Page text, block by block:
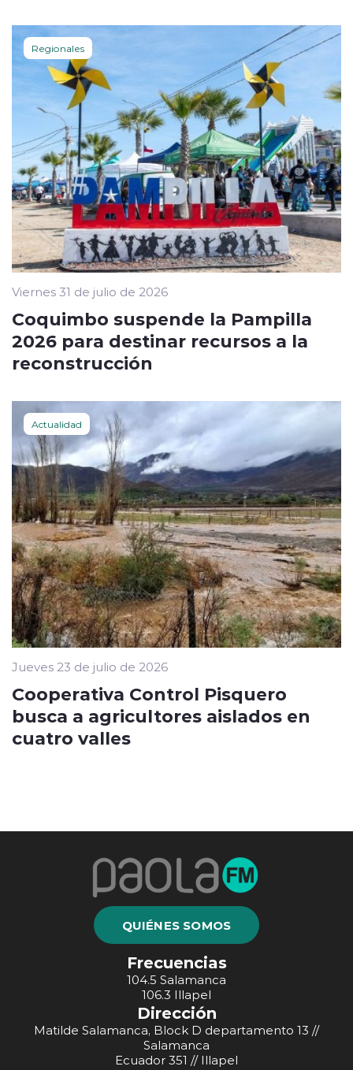
Regionales
Viernes 31 de julio de 2026
Coquimbo suspende la Pampilla
2026 para destinar recursos a la
reconstrucción
Actualidad
Jueves 23 de julio de 2026
Cooperativa Control Pisquero
busca a agricultores aislados en
cuatro valles
QUIÉNES SOMOS
Frecuencias
104.5 Salamanca
106.3 Illapel
Dirección
Matilde Salamanca, Block D departamento 13 //
Salamanca
Ecuador 351 // Illapel